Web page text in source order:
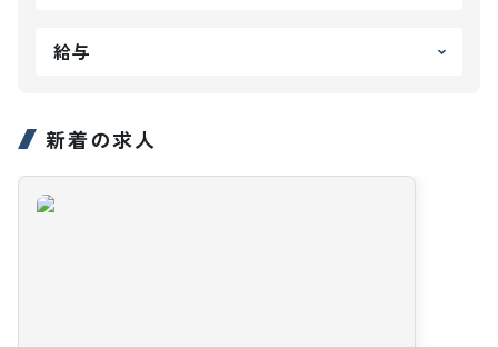
給与
新着の求人